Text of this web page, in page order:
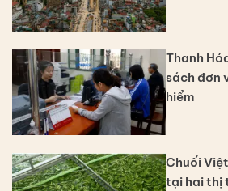
Thanh
sách đơn
hiểm
Chuối
tại hai thị